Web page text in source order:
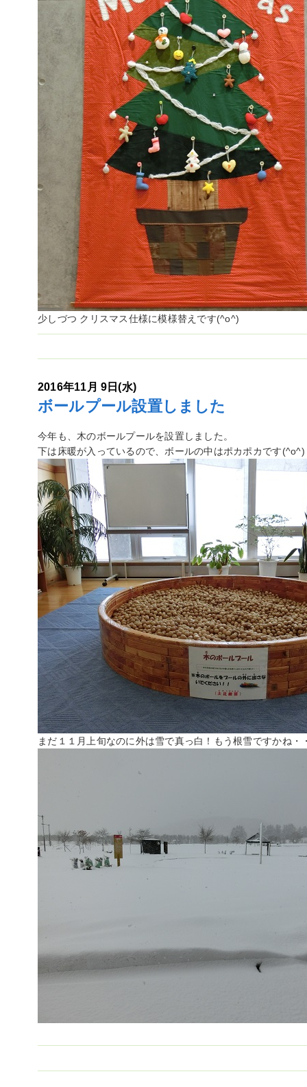
少しづつ クリスマス仕様に模様替えです(^o^)
2016年11月 9日(水)
ボールプール設置しました
今年も、木のボールプールを設置しました。
下は床暖が入っているので、ボールの中はポカポカです(^o^)
まだ１１月上旬なのに外は雪で真っ白！もう根雪ですかね・